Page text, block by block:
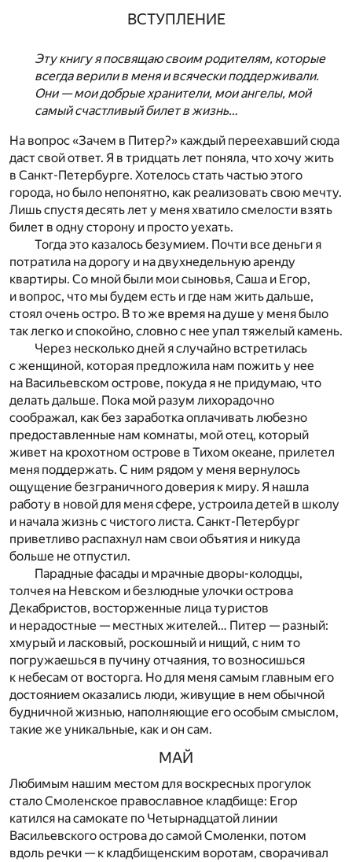
ВСТУПЛЕНИЕ
Эту книгу я посвящаю своим родителям, которые
всегда верили в меня и всячески поддерживали.
Они — мои добрые хранители, мои ангелы, мой
самый счастливый билет в жизнь…
На вопрос «Зачем в Питер?» каждый переехавший сюда
даст свой ответ. Я в тридцать лет поняла, что хочу жить
в Санкт-Петербурге. Хотелось стать частью этого
города, но было непонятно, как реализовать свою мечту.
Лишь спустя десять лет у меня хватило смелости взять
билет в одну сторону и просто уехать.
Тогда это казалось безумием. Почти все деньги я
потратила на дорогу и на двухнедельную аренду
квартиры. Со мной были мои сыновья, Саша и Егор,
и вопрос, что мы будем есть и где нам жить дальше,
стоял очень остро. В то же время на душе у меня было
так легко и спокойно, словно с нее упал тяжелый камень.
Через несколько дней я случайно встретилась
с женщиной, которая предложила нам пожить у нее
на Васильевском острове, покуда я не придумаю, что
делать дальше. Пока мой разум лихорадочно
соображал, как без заработка оплачивать любезно
предоставленные нам комнаты, мой отец, который
живет на крохотном острове в Тихом океане, прилетел
меня поддержать. С ним рядом у меня вернулось
ощущение безграничного доверия к миру. Я нашла
работу в новой для меня сфере, устроила детей в школу
и начала жизнь с чистого листа. Санкт-Петербург
приветливо распахнул нам свои объятия и никуда
больше не отпустил.
Парадные фасады и мрачные дворы-колодцы,
толчея на Невском и безлюдные улочки острова
Декабристов, восторженные лица туристов
и нерадостные — местных жителей… Питер — разный:
хмурый и ласковый, роскошный и нищий, с ним то
погружаешься в пучину отчаяния, то возносишься
к небесам от восторга. Но для меня самым главным его
достоянием оказались люди, живущие в нем обычной
будничной жизнью, наполняющие его особым смыслом,
такие же уникальные, как и он сам.
МАЙ
Любимым нашим местом для воскресных прогулок
стало Смоленское православное кладбище: Егор
катился на самокате по Четырнадцатой линии
Васильевского острова до самой Смоленки, потом
вдоль речки — к кладбищенским воротам, сворачивал